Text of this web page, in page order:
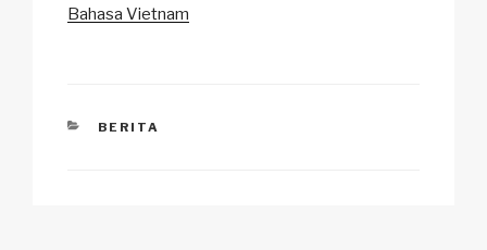
Bahasa Vietnam
CATEGORIES
BERITA